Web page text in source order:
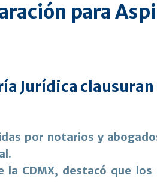
para
Jurídica
por notarios y
la CDMX, destacó que